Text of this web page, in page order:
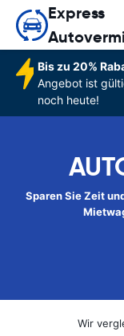
Express
Bis zu 20%
Angebot ist
noch heute!
Sparen Sie Zeit
Wir